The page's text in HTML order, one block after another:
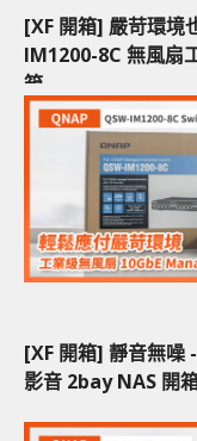
[XF 開箱] 嚴苛環境
IM1200-8C 無風扇
箱
[XF 開箱] 靜音無噪
影音 2bay NAS 開